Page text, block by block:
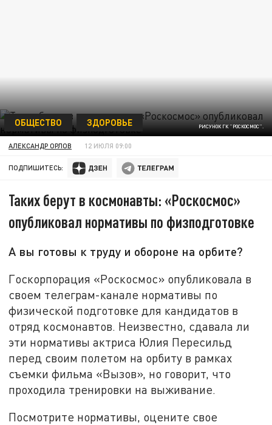
РИСУНОК ГК "РОСКОСМОС".
ОБЩЕСТВО ЗДОРОВЬЕ
АЛЕКСАНДР ОРЛОВ 12 ИЮЛЯ 09:00
ПОДПИШИТЕСЬ:
Таких берут в космонавты: «Роскосмос»
опубликовал нормативы по физподготовке
А вы готовы к труду и обороне на орбите?
Госкорпорация «Роскосмос» опубликовала в
своем телеграм-канале нормативы по
физической подготовке для кандидатов в
отряд космонавтов. Неизвестно, сдавала ли
эти нормативы актриса Юлия Пересильд
перед своим полетом на орбиту в рамках
съемки фильма «Вызов», но говорит, что
проходила тренировки на выживание.
Посмотрите нормативы, оцените свое